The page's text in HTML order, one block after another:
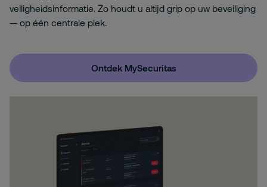
veiligheidsinformatie. Zo houdt u altijd grip op uw beveiliging
— op één centrale plek.
Ontdek MySecuritas